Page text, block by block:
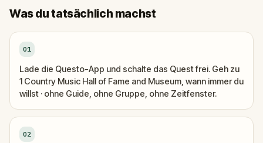
Was du tatsächlich machst
01
Lade die Questo-App und schalte das Quest frei. Geh zu
1 Country Music Hall of Fame and Museum, wann immer du
willst · ohne Guide, ohne Gruppe, ohne Zeitfenster.
02